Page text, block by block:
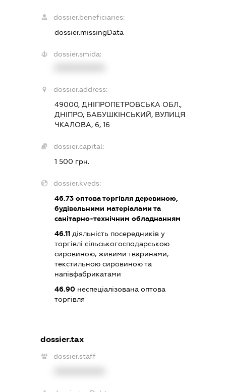
dossier.beneficiaries:
dossier.missingData
dossier.smida:
dossier.address:
49000, ДНІПРОПЕТРОВСЬКА ОБЛ.,
ДНІПРО, БАБУШКІНСЬКИЙ, ВУЛИЦЯ
ЧКАЛОВА, 6, 16
dossier.capital:
1 500 грн.
dossier.kveds:
46.73оптова торгівля деревиною,
будівельними матеріалами та
санітарно-технічним обладнанням
46.11діяльність посередників у
торгівлі сільськогосподарською
сировиною, живими тваринами,
текстильною сировиною та
напівфабрикатами
46.90неспеціалізована оптова
торгівля
dossier.tax
dossier.staff